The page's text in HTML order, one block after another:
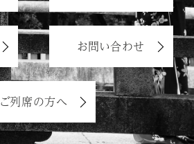
お問い合わせ
ご列席の方へ